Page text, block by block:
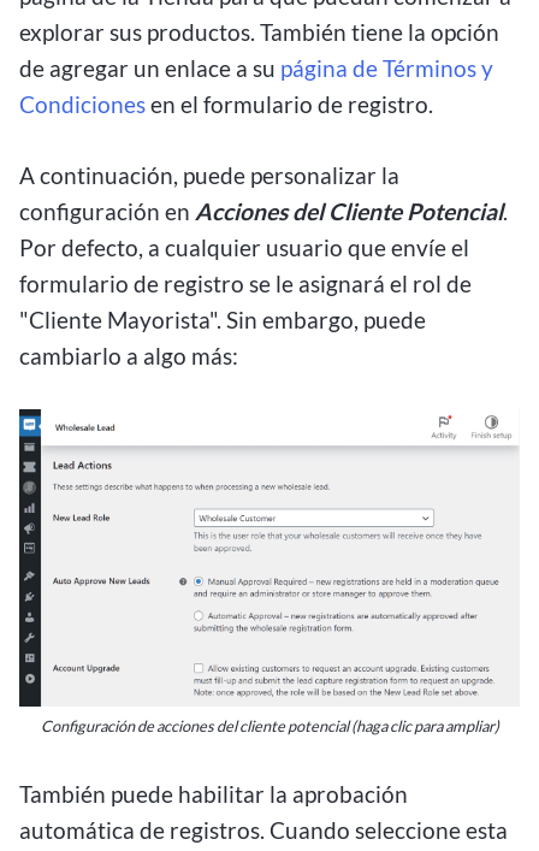
explorar sus productos. También tiene la opción
de agregar un enlace a su página de Términos y
Condicionesen el formulario de registro.
A continuación, puede personalizar la
configuración en Acciones del Cliente Potencial.
Por defecto, a cualquier usuario que envíe el
formulario de registro se le asignará el rol de
"Cliente Mayorista". Sin embargo, puede
cambiarlo a algo más:
Configuración de acciones del cliente potencial (haga clic para ampliar)
También puede habilitar la aprobación
automática de registros. Cuando seleccione esta